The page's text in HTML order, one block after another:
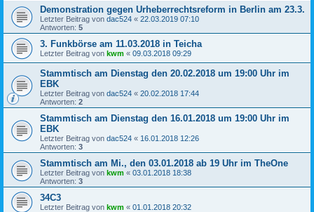
Demonstration gegen Urheberrechtsreform in Berlin am 23.3.
Letzter Beitrag von dac524 « 22.03.2019 07:10
Antworten: 5
3. Funkbörse am 11.03.2018 in Teicha
Letzter Beitrag von kwm « 09.03.2018 09:29
Stammtisch am Dienstag den 20.02.2018 um 19:00 Uhr im
EBK
Letzter Beitrag von dac524 « 20.02.2018 17:44
Antworten: 2
Stammtisch am Dienstag den 16.01.2018 um 19:00 Uhr im
EBK
Letzter Beitrag von dac524 « 16.01.2018 12:26
Antworten: 3
Stammtisch am Mi., den 03.01.2018 ab 19 Uhr im TheOne
Letzter Beitrag von kwm « 03.01.2018 18:38
Antworten: 3
34C3
Letzter Beitrag von kwm « 01.01.2018 20:32